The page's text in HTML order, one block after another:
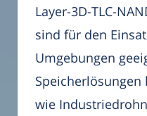
Layer-3D-TLC-
sind für den
Umgebungen
Speicherlösungen
wie